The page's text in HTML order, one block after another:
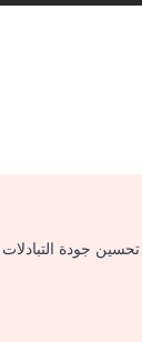
جودة